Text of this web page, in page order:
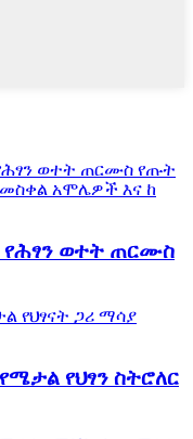
የሕፃን ወተት ጠርሙስ
የህፃን ስትሮለር